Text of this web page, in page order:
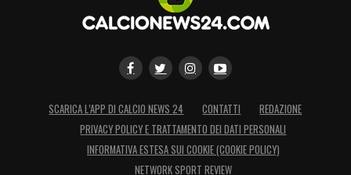
SCARICA L’APP DI CALCIO NEWS 24 CONTATTI
REDAZIONE
PRIVACY POLICY E TRATTAMENTO DEI DATI PERSONALI
INFORMATIVA ESTESA SUI COOKIE (COOKIE POLICY)
NETWORK SPORT REVIEW